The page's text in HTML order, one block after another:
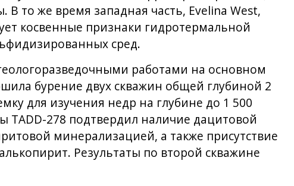
то же время западная часть, Evelina West,
косвенные признаки гидротермальной
сред.
работами на основном
бурение двух скважин общей глубиной 2
для изучения недр на глубине до 1 500
TADD-278 подтвердил наличие дацитовой
минерализацией, а также присутствие
Результаты по второй скважине